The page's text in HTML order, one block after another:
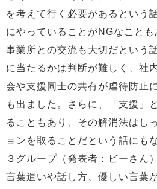
を考えて行く必要があるという
にやっていることがNGなこと
事業所との交流も大切だという
に当たるかは判断が難しく、社
会や支援同士の共有が虐待防止
も出ました。さらに、「支援」
ることもあり、その解消法はし
ョンを取ることだという話にも
３グループ（発表者：ビーさん
言葉遣いや話し方、優しい言葉